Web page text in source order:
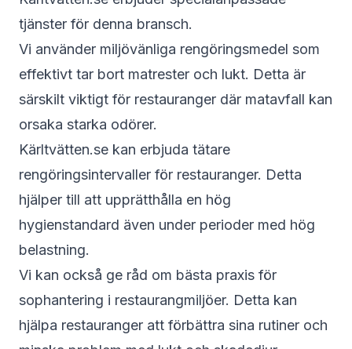
tjänster för denna bransch.
Vi använder miljövänliga rengöringsmedel som
effektivt tar bort matrester och lukt. Detta är
särskilt viktigt för restauranger där matavfall kan
orsaka starka odörer.
Kärltvätten.se kan erbjuda tätare
rengöringsintervaller för restauranger. Detta
hjälper till att upprätthålla en hög
hygienstandard även under perioder med hög
belastning.
Vi kan också ge råd om bästa praxis för
sophantering i restaurangmiljöer. Detta kan
hjälpa restauranger att förbättra sina rutiner och